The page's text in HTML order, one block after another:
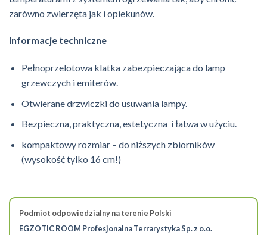
zarówno zwierzęta jak i opiekunów.
Informacje techniczne
Pełnoprzelotowa klatka zabezpieczająca do lamp
grzewczych i emiterów.
Otwierane drzwiczki do usuwania lampy.
Bezpieczna, praktyczna, estetyczna i łatwa w użyciu.
kompaktowy rozmiar – do niższych zbiorników
(wysokość tylko 16 cm!)
Podmiot odpowiedzialny na terenie Polski
EGZOTIC ROOM Profesjonalna Terrarystyka Sp. z o.o.